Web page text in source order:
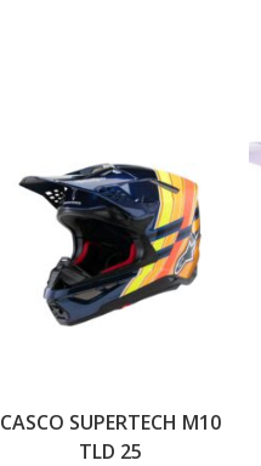
CASCO SUPERTECH M10
TLD 25